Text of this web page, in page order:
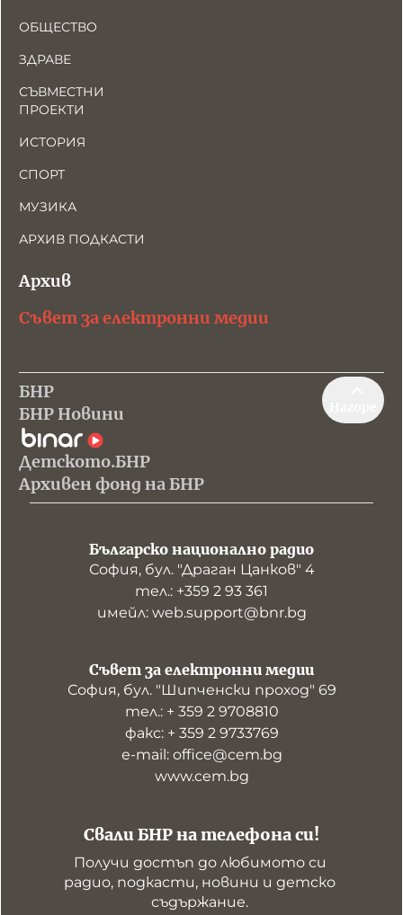
ОБЩЕСТВО
ЗДРАВЕ
СЪВМЕСТНИ
ПРОЕКТИ
ИСТОРИЯ
СПОРТ
МУЗИКА
АРХИВ ПОДКАСТИ
Архив
Съвет за електронни медии
БНР
БНР Новини
Детското.БНР
Архивен фонд на БНР
Българско национално радио
София, бул. "Драган Цанков" 4
тел.: +359 2 93 361
имейл: web.support@bnr.bg
Свали БНР на телефона си!
Получи достъп до любимото си
радио, подкасти, новини и детско
съдържание.
Съвет за електронни медии
София, бул. "Шипченски проход" 69
тел.: + 359 2 9708810
факс: + 359 2 9733769
е-mail: office@cem.bg
www.cem.bg